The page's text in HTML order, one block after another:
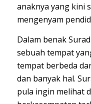
anaknya yang kini
mengenyam
Dalam benak
sebuah tempat
tempat berbeda
dan banyak hal.
pula ingin melihat